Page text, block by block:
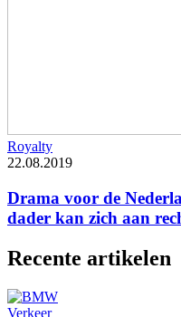
Royalty
22.08.2019
Drama voor de
dader kan zich aan
Recente artikelen
Verkeer